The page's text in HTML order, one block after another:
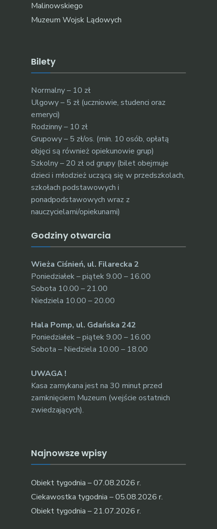
Malinowskiego
Muzeum Wojsk Lądowych
Bilety
Normalny – 10 zł
Ulgowy – 5 zł (uczniowie, studenci oraz
emeryci)
Rodzinny – 10 zł
Grupowy – 5 zł/os. (min. 10 osób, opłatą
objęci są również opiekunowie grup)
Szkolny – 20 zł od grupy (bilet obejmuje
dzieci i młodzież uczącą się w przedszkolach,
szkołach podstawowych i
ponadpodstawowych wraz z
nauczycielami/opiekunami)
Godziny otwarcia
Wieża Ciśnień, ul. Filarecka 2
Poniedziałek – piątek 9.00 – 16.00
Sobota 10.00 – 21.00
Niedziela 10.00 – 20.00
Hala Pomp, ul. Gdańska 242
Poniedziałek – piątek 9.00 – 16.00
Sobota – Niedziela 10.00 – 18.00
UWAGA !
Kasa zamykana jest na 30 minut przed
zamknięciem Muzeum (wejście ostatnich
zwiedzających).
Najnowsze wpisy
Obiekt tygodnia – 07.08.2026 r.
Ciekawostka tygodnia – 05.08.2026 r.
Obiekt tygodnia – 21.07.2026 r.